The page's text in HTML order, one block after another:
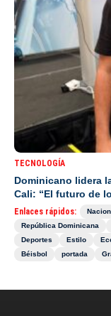
TECNOLOGÍA
Dominicano lidera
Cali: “El futuro de
Enlaces rápidos:
República Dominicana
Deportes
Estilo
Béisbol
portada